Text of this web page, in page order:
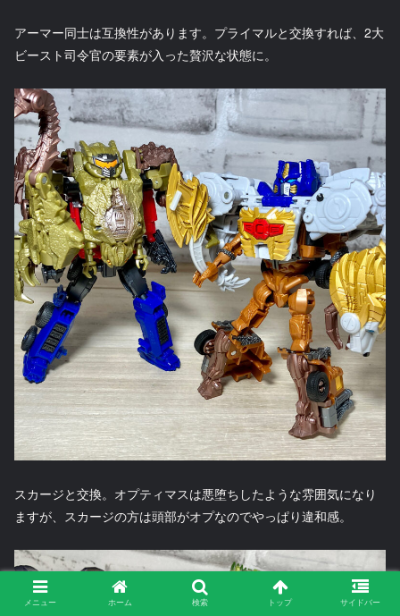
アーマー同士は互換性があります。プライマルと交換すれば、2大
ビースト司令官の要素が入った贅沢な状態に。
スカージと交換。オプティマスは悪堕ちしたような雰囲気になり
ますが、スカージの方は頭部がオプなのでやっぱり違和感。
メニュー ホーム 検索 トップ サイドバー